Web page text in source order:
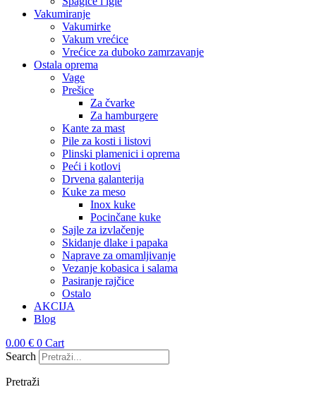
Vakumiranje
Vakumirke
Vakum vrećice
Vrećice za duboko zamrzavanje
Ostala oprema
Vage
Prešice
Za čvarke
Za hamburgere
Kante za mast
Pile za kosti i listovi
Plinski plamenici i oprema
Peći i kotlovi
Drvena galanterija
Kuke za meso
Inox kuke
Pocinčane kuke
Sajle za izvlačenje
Skidanje dlake i papaka
Naprave za omamljivanje
Vezanje kobasica i salama
Pasiranje rajčice
Ostalo
AKCIJA
Blog
0.00 € 0 Cart
Search
Pretraži